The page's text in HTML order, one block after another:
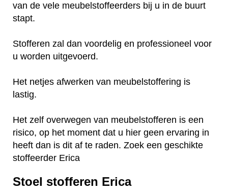
van de vele meubelstoffeerders bij u in de buurt
stapt.
Stofferen zal dan voordelig en professioneel voor
u worden uitgevoerd.
Het netjes afwerken van meubelstoffering is
lastig.
Het zelf overwegen van meubelstofferen is een
risico, op het moment dat u hier geen ervaring in
heeft dan is dit af te raden. Zoek een geschikte
stoffeerder Erica
Stoel stofferen Erica